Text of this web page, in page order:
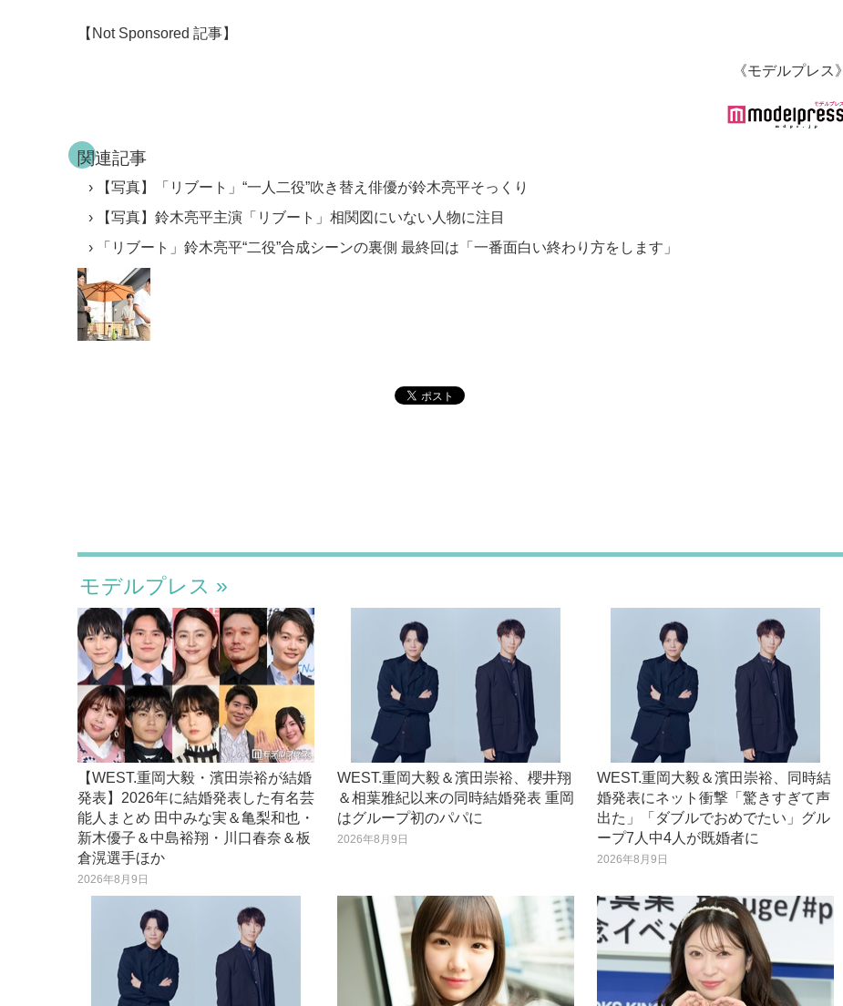
【Not Sponsored 記事】
《モデルプレス》
関連記事
【写真】「リブート」“一人二役”吹き替え俳優が鈴木亮平そっくり
【写真】鈴木亮平主演「リブート」相関図にいない人物に注目
「リブート」鈴木亮平“二役”合成シーンの裏側 最終回は「一番面白い終わり方をします」
モデルプレス
【WEST.重岡大毅・濱田崇裕が結婚
発表】2026年に結婚発表した有名芸
能人まとめ 田中みな実＆亀梨和也・
新木優子＆中島裕翔・川口春奈＆板
倉滉選手ほか
2026年8月9日
WEST.重岡大毅＆濱田崇裕、櫻井翔
＆相葉雅紀以来の同時結婚発表 重岡
はグループ初のパパに
2026年8月9日
WEST.重岡大毅＆濱田崇裕、同時結
婚発表にネット衝撃「驚きすぎて声
出た」「ダブルでおめでたい」グル
ープ7人中4人が既婚者に
2026年8月9日